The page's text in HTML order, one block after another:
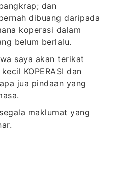
dan
dibuang daripada
koperasi dalam
belum berlalu.
saya akan terikat
KOPERASI dan
jua pindaan yang
maklumat yang